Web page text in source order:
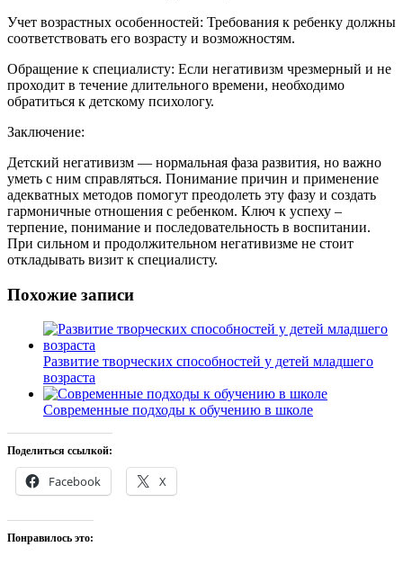
Учет возрастных особенностей: Требования к ребенку должны
соответствовать его возрасту и возможностям.
Обращение к специалисту: Если негативизм чрезмерный и не
проходит в течение длительного времени, необходимо
обратиться к детскому психологу.
Заключение:
Детский негативизм — нормальная фаза развития, но важно
уметь с ним справляться. Понимание причин и применение
адекватных методов помогут преодолеть эту фазу и создать
гармоничные отношения с ребенком. Ключ к успеху –
терпение, понимание и последовательность в воспитании.
При сильном и продолжительном негативизме не стоит
откладывать визит к специалисту.
Похожие записи
Развитие творческих способностей у детей младшего
возраста
Современные подходы к обучению в школе
Поделиться ссылкой:
Facebook X
Понравилось это: